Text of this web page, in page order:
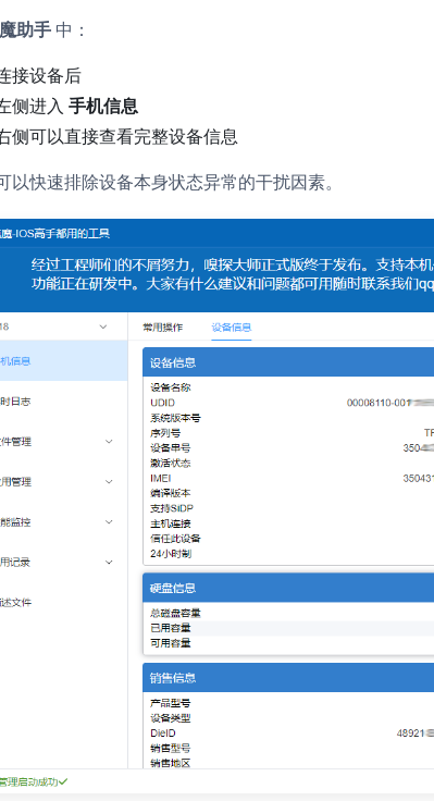
助手 中：
接设备后
侧进入 手机信息
侧可以直接查看完整设备信息
以快速排除设备本身状态异常的干扰因素。